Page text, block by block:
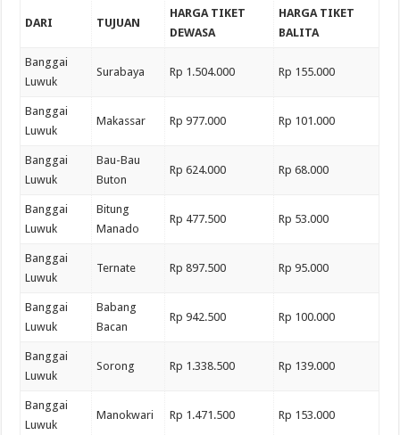
DARI TUJUAN
HARGA TIKET
DEWASA
HARGA TIKET
BALITA
Banggai
Luwuk
Surabaya Rp 1.504.000 Rp 155.000
Banggai
Luwuk
Makassar Rp 977.000 Rp 101.000
Banggai
Luwuk
Bau-Bau
Buton
Rp 624.000 Rp 68.000
Banggai
Luwuk
Bitung
Manado
Rp 477.500 Rp 53.000
Banggai
Luwuk
Ternate Rp 897.500 Rp 95.000
Banggai
Luwuk
Babang
Bacan
Rp 942.500 Rp 100.000
Banggai
Luwuk
Sorong Rp 1.338.500 Rp 139.000
Banggai
Luwuk
Manokwari Rp 1.471.500 Rp 153.000